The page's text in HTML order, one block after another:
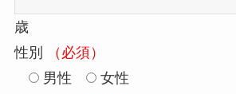
歳
性別
（必須）
男性
女性